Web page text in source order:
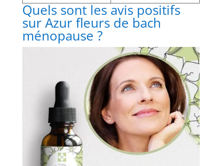
Quels sont les avis positifs
sur Azur fleurs de bach
ménopause ?